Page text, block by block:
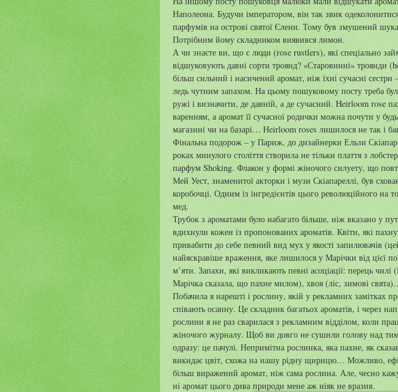
Наполеона. Будучи імператором, він так звик
парфумів на острові святої Єлени. Тому був змушений
Потрібним йому складником виявився лимон.
А чи знаєте ви, що є люди (rose rustlers), які спеціально
відшуковують давні сорти троянд? «Старовинні» троянди
більш сильний і насичений аромат, ніж їхні сучасні сестри
ледь чутним запахом. На цьому пошуковому посту треба
ружі і визначити, де давній, а де сучасний. Heirloom rose
варенням, а аромат її сучасної родички можна почути у
магазині чи на базарі… Нeirloom roses лишилося не так і
Фінальна подорож – у Париж, до дизайнерки Ельзи
роках минулого століття створила не тільки плаття з
парфум Shoking. Флакон у формі жіночого силуету, що
Мей Уест, знаменитої акторки і музи Скіапареллі, був
коробочці. Одним із інгредієнтів цього революційного на
мед.
Трубок з ароматами було набагато більше, ніж вказано у
вдихнули кожен із пропонованих ароматів. Квіти, які
привабити до себе певний вид мух у якості запилювачів
найяскравіше враження, яке лишилося у Марічки від цієї
м’яти. Запахи, які викликають певні асоціації: перець чилі
Марічка сказала, що пахне милом), хвоя (ліс, зимові
Побачила я нарешті і рослину, якій у рекламних замітках
співають осанну. Це складник багатьох ароматів, і через
рослини я не раз сварилася з рекламним відділом, коли
жіночого журналу. Щоб ви довго не сушили голову над
одразу: це пачулі. Непримітна рослинка, яка пахне, як
викидає цвіт, схожа на нашу рідну щирицю… Можливо,
більш виражений аромат, ніж сама рослина. Але, чесно
ні аромат цього дива природи мене аж ніяк не вразив.